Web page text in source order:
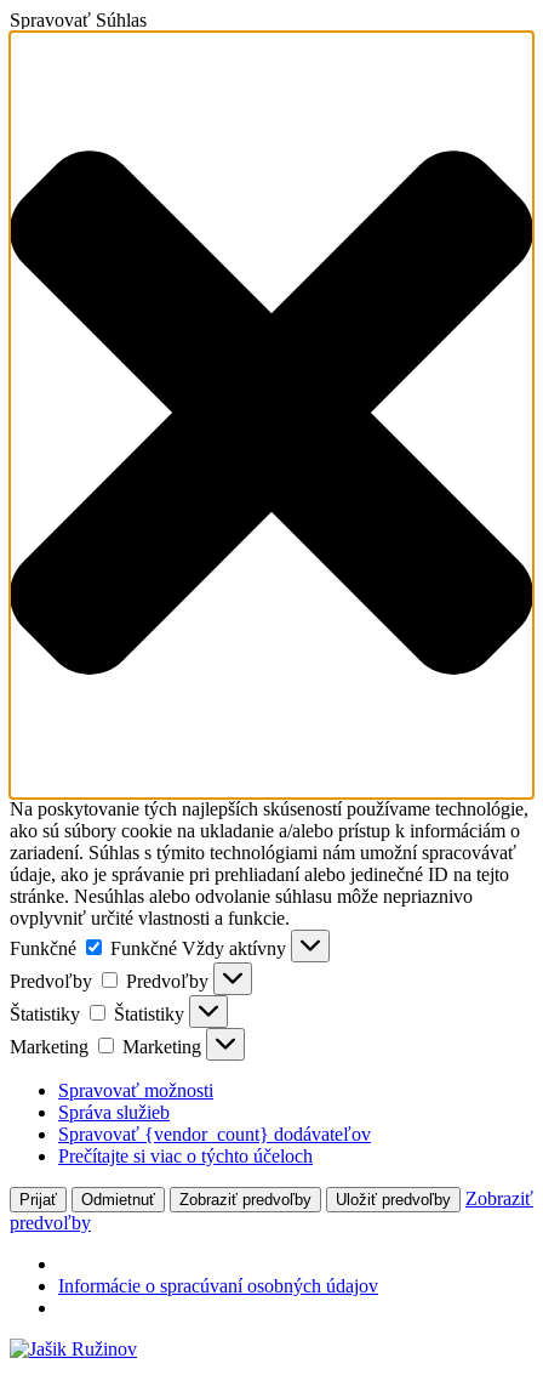
Spravovať Súhlas
Na poskytovanie tých najlepších skúseností používame technológie,
ako sú súbory cookie na ukladanie a/alebo prístup k informáciám o
zariadení. Súhlas s týmito technológiami nám umožní spracovávať
údaje, ako je správanie pri prehliadaní alebo jedinečné ID na tejto
stránke. Nesúhlas alebo odvolanie súhlasu môže nepriaznivo
ovplyvniť určité vlastnosti a funkcie.
Funkčné
Funkčné Vždy aktívny
Predvoľby
Predvoľby
Štatistiky
Štatistiky
Marketing
Marketing
Spravovať možnosti
Správa služieb
Spravovať {vendor_count} dodávateľov
Prečítajte si viac o týchto účeloch
Prijať Odmietnuť Zobraziť predvoľby Uložiť predvoľby
Zobraziť
predvoľby
Informácie o spracúvaní osobných údajov